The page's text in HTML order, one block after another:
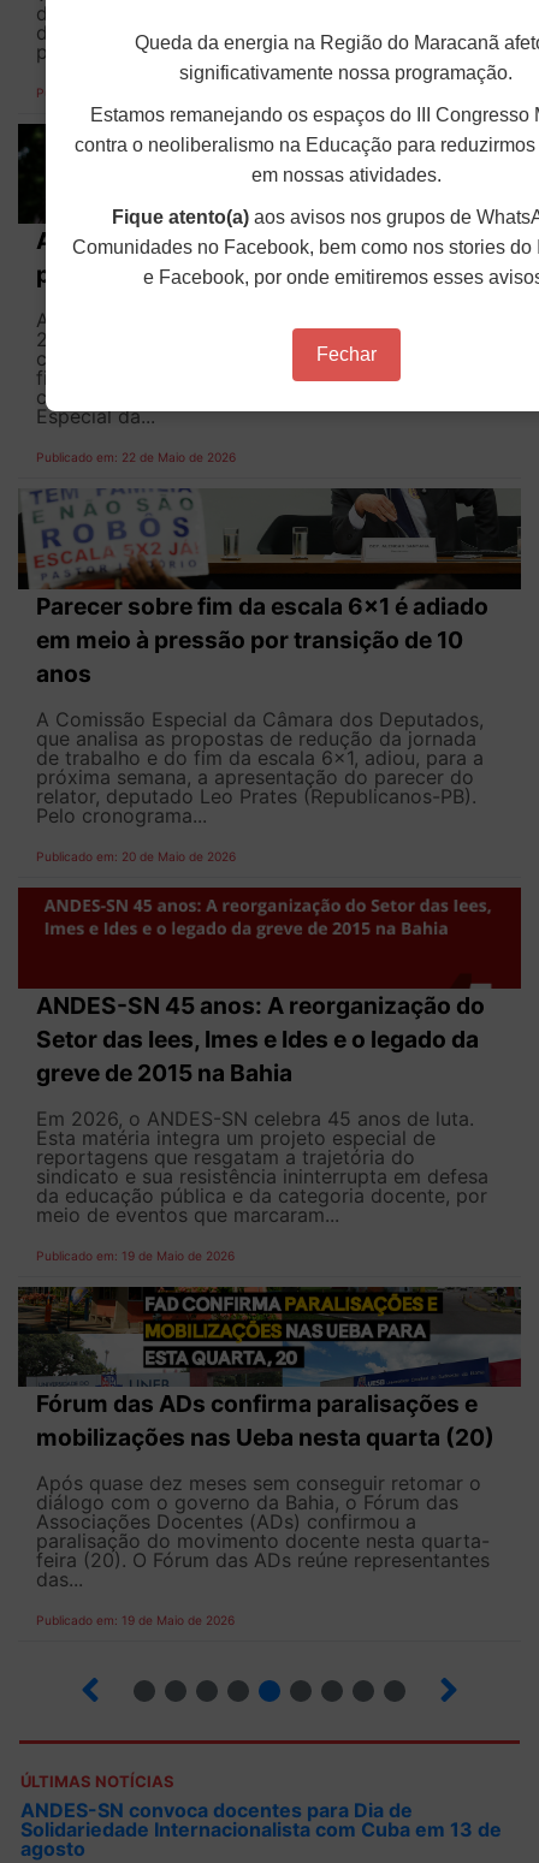
dados de financiamento das instituições públicas
de ensino superior no Brasil. A ferramenta, que
pode ser acessada pelo endereço...
Publicado em: 22 de Maio de 2026
ANDES-SN convoca categoria docente
para atos pelo fim da escala 6x1
A diretoria do ANDES-SN, por meio da Circular nº
213/2026, convoca as suas seções sindicais e a
categoria docente para fortalecerem os atos pelo
fim da escala 6x1 que ocorrerão em diversas
cidades brasileiras nos próximos dias. A Comissão
Especial da...
Publicado em: 22 de Maio de 2026
Parecer sobre fim da escala 6x1 é adiado
em meio à pressão por transição de 10
anos
A Comissão Especial da Câmara dos Deputados,
que analisa as propostas de redução da jornada
de trabalho e do fim da escala 6x1, adiou, para a
próxima semana, a apresentação do parecer do
relator, deputado Leo Prates (Republicanos-PB).
Pelo cronograma...
Publicado em: 20 de Maio de 2026
ANDES-SN 45 anos: A reorganização do
Setor das Iees, Imes e Ides e o legado da
greve de 2015 na Bahia
Em 2026, o ANDES-SN celebra 45 anos de luta.
Esta matéria integra um projeto especial de
reportagens que resgatam a trajetória do
sindicato e sua resistência ininterrupta em defesa
da educação pública e da categoria docente, por
meio de eventos que marcaram...
Publicado em: 19 de Maio de 2026
Fórum das ADs confirma paralisações e
mobilizações nas Ueba nesta quarta (20)
Após quase dez meses sem conseguir retomar o
diálogo com o governo da Bahia, o Fórum das
Associações Docentes (ADs) confirmou a
paralisação do movimento docente nesta quarta-
feira (20). O Fórum das ADs reúne representantes
das...
Publicado em: 19 de Maio de 2026
ÚLTIMAS NOTÍCIAS
ANDES-SN convoca docentes para Dia de
Solidariedade Internacionalista com Cuba em 13 de
agosto
Queda da energia na Região do Maracanã
significativamente nossa programação.
Estamos remanejando os espaços do III Congresso
contra o neoliberalismo na Educação para
em nossas atividades.
Fique atento(a)aos avisos nos grupos de
Comunidades no Facebook, bem como nos stories do
e Facebook, por onde emitiremos esses
Fechar